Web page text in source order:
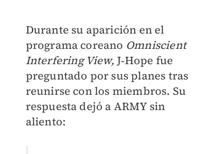
Durante su aparición en el
programa coreano Omniscient
Interfering View, J‑Hope fue
preguntado por sus planes tras
reunirse con los miembros. Su
respuesta dejó a ARMY sin
aliento: